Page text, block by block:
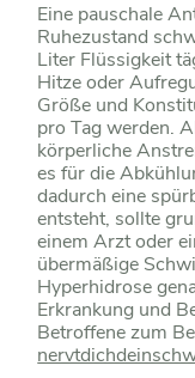
Eine pauschale
Ruhezustand
Liter Flüssigkeit
Hitze oder
Größe und
pro Tag werden.
körperliche
es für die
dadurch eine
entsteht, sollte
einem Arzt oder
übermäßige
Hyperhidrose
Erkrankung und
Betroffene zum